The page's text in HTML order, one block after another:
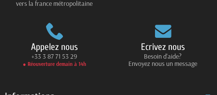
vers la france métropolitaine
Appelez nous
+33 3 87 71 53 29
● Réouverture demain à 14h
Ecrivez nous
Besoin d'aide?
Envoyez nous un message